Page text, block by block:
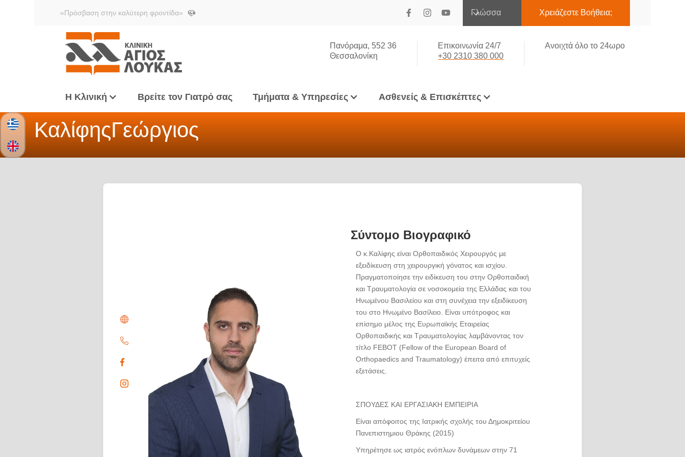
«Πρόσβαση στην καλύτερη φροντίδα» Γλώσσα Χρειάζεστε Βοήθεια;
Πανόραμα, 552 36
Θεσσαλονίκη
Επικοινωνία 24/7
+30 2310 380 000
Ανοιχτά όλο το 24ωρο
Η Κλινική Βρείτε τον Γιατρό σας Τμήματα & Υπηρεσίες Ασθενείς & Επισκέπτες
ΚαλίφηςΓεώργιος
Σύντομο Βιογραφικό
Ο κ.Καλίφης είναι Ορθοπαιδικός Χειρουργός με
εξειδίκευση στη χειρουργική γόνατος και ισχίου.
Πραγματοποίησε την ειδίκευση του στην Ορθοπαιδική
και Τραυματολογία σε νοσοκομεία της Ελλάδας και του
Ηνωμένου Βασιλείου και στη συνέχεια την εξειδίκευση
του στο Ηνωμένο Βασίλειο. Είναι υπότροφος και
επίσημο μέλος της Ευρωπαϊκής Εταιρείας
Ορθοπαιδικής και Τραυματολογίας λαμβάνοντας τον
τίτλο FEBOT (Fellow of the European Board of
Orthopaedics and Traumatology) έπειτα από επιτυχείς
εξετάσεις.
ΣΠΟΥΔΕΣ ΚΑΙ ΕΡΓΑΣΙΑΚΗ ΕΜΠΕΙΡΙΑ
Είναι απόφοιτος της Ιατρικής σχολής του Δημοκριτείου
Πανεπιστημιου Θράκης (2015)
Υπηρέτησε ως ιατρός ενόπλων δυνάμεων στην 71